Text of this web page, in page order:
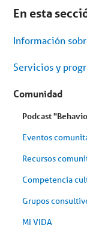
el
secundario.
Saltar
contenido
del
En esta
Información
Servicios y
Comunidad
Podcast
Eventos
Recursos
Competencia
Grupos
MI VIDA